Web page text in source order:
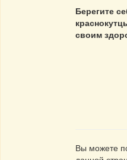
Берегите
своим
Вы можете